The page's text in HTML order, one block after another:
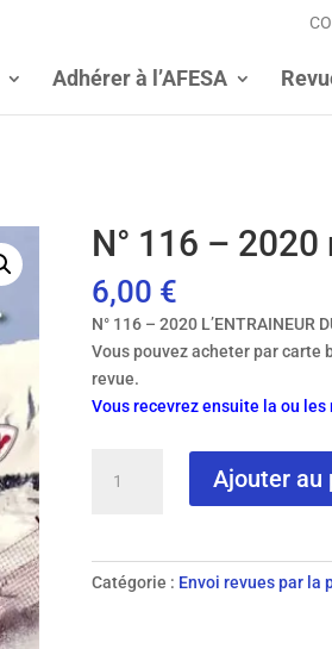
Adhérer à l’AFESA
N° 116 –
6,00 €
N° 116 – 2020 L’ENTRAINEUR
Vous pouvez acheter par carte
revue.
Vous recevrez ensuite la ou
Ajouter au
Catégorie : Envoi revues par la